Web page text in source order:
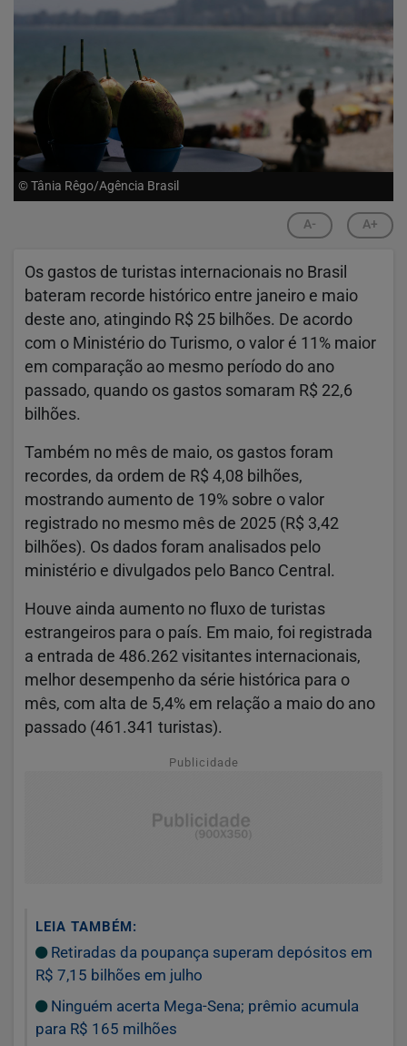
© Tânia Rêgo/Agência Brasil
A- A+
Os gastos de turistas internacionais no Brasil
bateram recorde histórico entre janeiro e maio
deste ano, atingindo R$ 25 bilhões. De acordo
com o Ministério do Turismo, o valor é 11% maior
em comparação ao mesmo período do ano
passado, quando os gastos somaram R$ 22,6
bilhões.
Também no mês de maio, os gastos foram
recordes, da ordem de R$ 4,08 bilhões,
mostrando aumento de 19% sobre o valor
registrado no mesmo mês de 2025 (R$ 3,42
bilhões). Os dados foram analisados pelo
ministério e divulgados pelo Banco Central.
Houve ainda aumento no fluxo de turistas
estrangeiros para o país. Em maio, foi registrada
a entrada de 486.262 visitantes internacionais,
melhor desempenho da série histórica para o
mês, com alta de 5,4% em relação a maio do ano
passado (461.341 turistas).
Publicidade
LEIA TAMBÉM:
Retiradas da poupança superam depósitos em
R$ 7,15 bilhões em julho
Ninguém acerta Mega-Sena; prêmio acumula
para R$ 165 milhões